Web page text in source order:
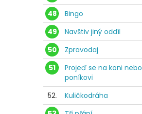
48
Bingo
49
Navštiv jiný oddíl
50
Zpravodaj
51
Projeď se na koni nebo
poníkovi
52.
Kuličkodráha